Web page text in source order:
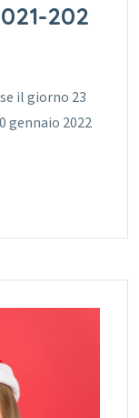
202
il giorno 23
gennaio 2022